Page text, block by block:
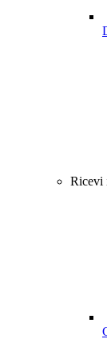
Ricevi